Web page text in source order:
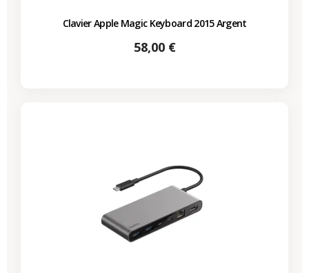
Clavier Apple Magic Keyboard 2015 Argent
Prix
58,00 €